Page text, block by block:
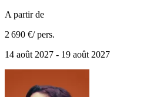
A partir de
2 690 €/ pers.
14 août 2027 - 19 août 2027